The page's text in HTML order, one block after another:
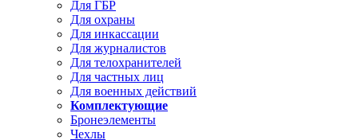
Для ГБР
Для охраны
Для инкассации
Для журналистов
Для телохранителей
Для частных лиц
Для военных действий
Комплектующие
Бронеэлементы
Чехлы